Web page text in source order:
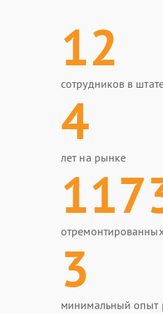
12
сотрудников в
4
лет на рынке
3
минимальный опыт